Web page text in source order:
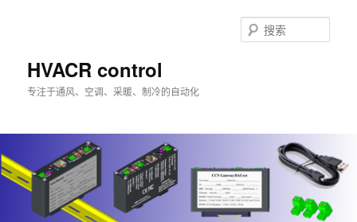
HVACR control
专注于通风、空调、采暖、制冷的自动化
索